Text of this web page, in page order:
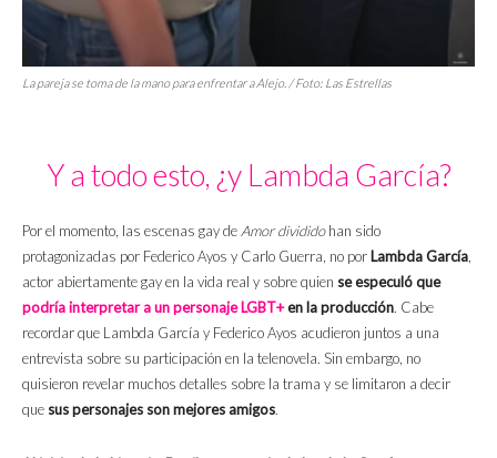
La pareja se toma de la mano para enfrentar a Alejo. / Foto: Las Estrellas
Y a todo esto, ¿y Lambda García?
Por el momento, las escenas gay deAmor divididohan sido
protagonizadas por Federico Ayos y Carlo Guerra, no por Lambda García,
actor abiertamente gay en la vida real y sobre quien se especuló que
podría interpretar a un personaje LGBT+en la producción. Cabe
recordar que Lambda García y Federico Ayos acudieron juntos a una
entrevista sobre su participación en la telenovela. Sin embargo, no
quisieron revelar muchos detalles sobre la trama y se limitaron a decir
que sus personajes son mejores amigos.